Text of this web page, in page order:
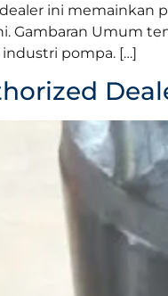
ini
Gambaran Umum
pompa. […]